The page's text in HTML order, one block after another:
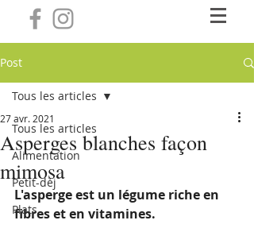
Post
Tous les articles
Alimentation
Petit-déj
Plats
Tous les articles
Asperges blanches façon
mimosa
27 avr. 2021
L'asperge est un légume riche en
fibres et en vitamines.